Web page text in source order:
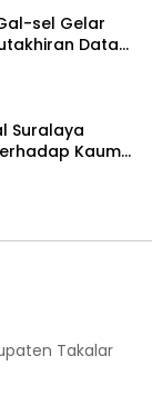
sel Gelar
Data
Suralaya
Kaum
Takalar